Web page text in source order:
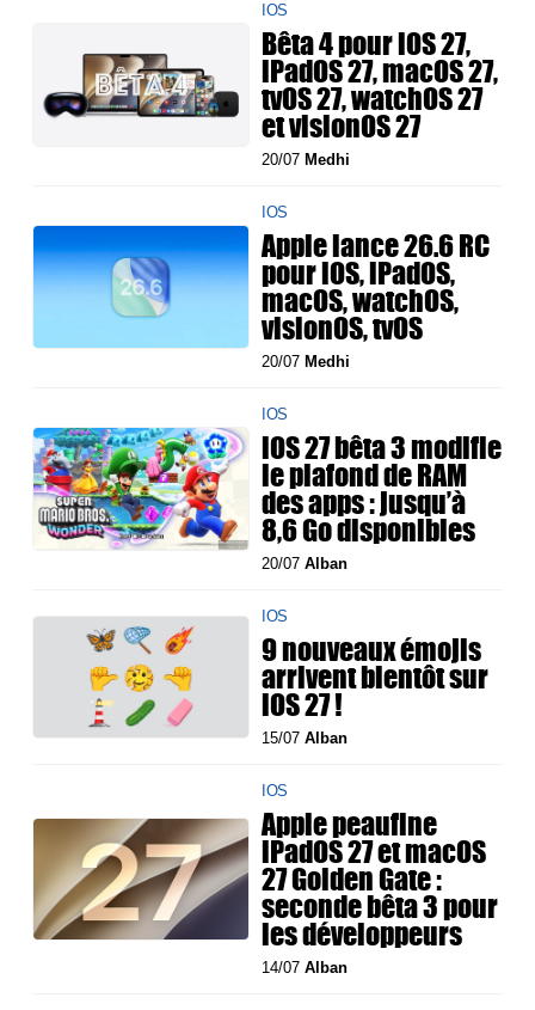
IOS
Bêta 4 pour iOS 27,
iPadOS 27, macOS 27,
tvOS 27, watchOS 27
et visionOS 27
20/07 Medhi
IOS
Apple lance 26.6 RC
pour iOS, iPadOS,
macOS, watchOS,
visionOS, tvOS
20/07 Medhi
IOS
iOS 27 bêta 3 modifie
le plafond de RAM
des apps : jusqu’à
8,6 Go disponibles
20/07Alban
IOS
9 nouveaux émojis
arrivent bientôt sur
iOS 27 !
15/07Alban
IOS
Apple peaufine
iPadOS 27 et macOS
27 Golden Gate :
seconde bêta 3 pour
les développeurs
14/07Alban